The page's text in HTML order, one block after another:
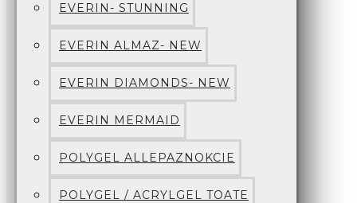
EVERIN- STUNNING
EVERIN ALMAZ- NEW
EVERIN DIAMONDS- NEW
EVERIN MERMAID
POLYGEL ALLEPAZNOKCIE
POLYGEL / ACRYLGEL TOATE